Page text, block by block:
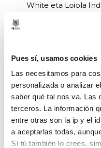
Pues sí, usamos cookies
Las necesitamos para
personalizada o analizar
saber qué tal nos va. Las
terceros. La información
entre otras son la ip y el
a aceptarlas todas,
Sí tú también lo crees,
White eta Loiola
azken taldea zein
Bilbao Miners
aukera izan zuten
taldea izan zen
zehaztuta, honako
finalerdiak: Bilbao
NYX 3×3 Araba-3G